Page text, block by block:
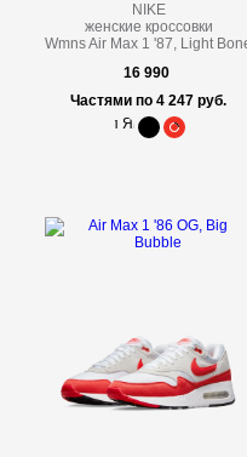
NIKE
женские кроссовки
Wmns Air Max 1 '87, Light
16 990
Частями по 4 247 руб.